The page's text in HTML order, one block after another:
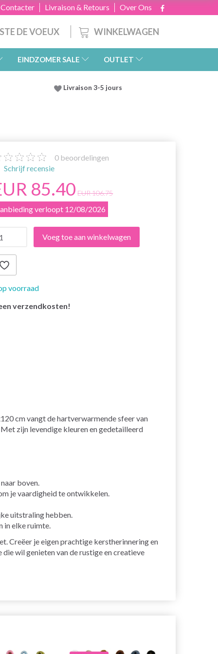
Over Ons
Livraison & Retours
WINKELWAGEN
DE VOEUX
EINDZOMER SALE OUTLET
Livraison 3-5 jours
0 beoordelingen
Schrijf recensie
85.40 EUR 106.75
verloopt 12/08/2026
Voeg toe aan winkelwagen
voorraad
verzendkosten!
cm vangt de hartverwarmende sfeer van
zijn levendige kleuren en gedetailleerd
boven.
je vaardigheid te ontwikkelen.
uitstraling hebben.
in elke ruimte.
Creëer je eigen prachtige kerstherinnering en
wil genieten van de rustige en creatieve